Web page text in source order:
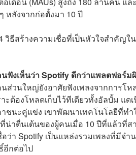
หลังจากก่อตั้งมา 10 ปี
วิธีสร้างความเชื่อที่เป็นหัวใจสำคัญ
นฟังเห็นว่า Spotify ดีกว่าแพลตฟอร์
ส่วนใหญ่ยังอาศัยฟังเพลงจากการโ
ต้องโหลดเก็บไว้ทีเดียวทั้งอัลบั้ม แดเ
ชนะคู่แข่ง เขาพัฒนาเทคโนโลยีที่ท
ที่น่าตื่นเต้นของผู้คนเมื่อ 10 ปีที่แล้ว
ว่า Spotify เป็นแหล่งรวมเพลงที่มีจ
กต่อไป